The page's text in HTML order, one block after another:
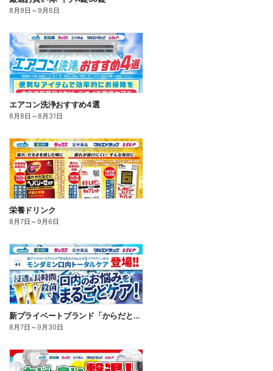
8月9日 ～9月6日
エアコン洗浄おすすめ4選
8月8日 ～8月31日
栄養ドリンク
8月7日 ～9月6日
新プライベートブランド「からだとくらしに+1(プラスワン)」よりモンダミン口内トータルケア登場!
8月7日 ～9月30日